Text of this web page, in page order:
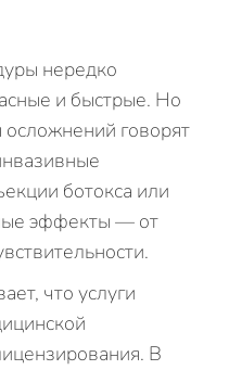
нередко
и быстрые. Но
осложнений говорят
ботокса или
эффекты — от
что услуги
В